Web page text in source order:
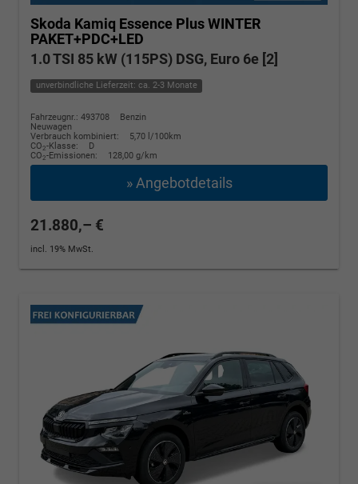
Skoda Kamiq Essence Plus WINTER
PAKET+PDC+LED
1.0 TSI 85 kW (115PS) DSG, Euro 6e [2]
unverbindliche Lieferzeit: ca. 2-3 Monate
Fahrzeugnr.: 493708
Benzin
Neuwagen
Verbrauch kombiniert:
5,70 l/100km
CO2-Klasse:
D
CO2-Emissionen: 128,00 g/km
» Angebotdetails
21.880,– €
incl. 19% MwSt.